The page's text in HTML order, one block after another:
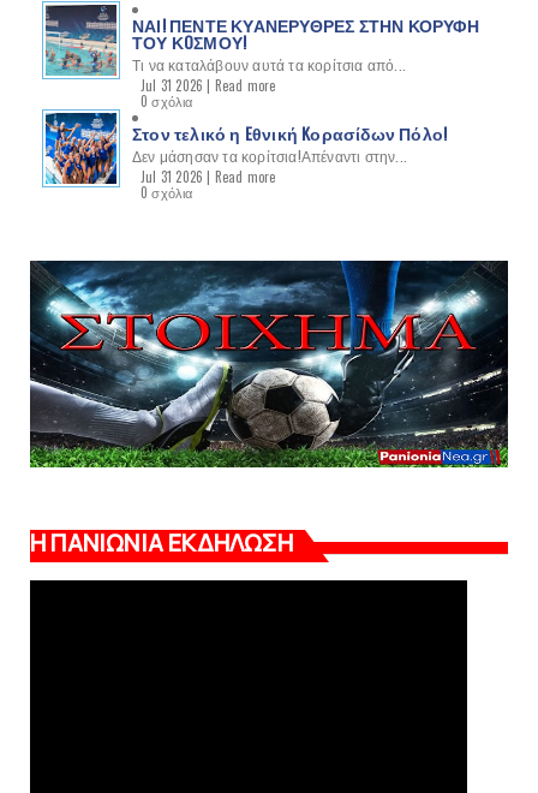
ΝΑΙ! ΠΕΝΤΕ ΚΥΑΝΕΡΥΘΡΕΣ ΣΤΗΝ ΚΟΡΥΦΗ
ΤΟΥ ΚOΣΜΟΥ!
Τι να καταλάβουν αυτά τα κορίτσια από...
Jul 31 2026 | Read more
0 σχόλια
Στον τελικό η Eθνική Kορασίδων Πόλο!
Δεν μάσησαν τα κορίτσια!Απέναντι στην...
Jul 31 2026 | Read more
0 σχόλια
Η ΠΑΝΙΩΝΙΑ ΕΚΔΗΛΩΣΗ